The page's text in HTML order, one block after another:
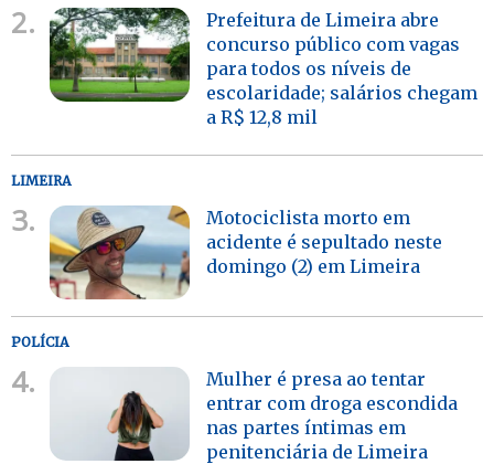
2.
Prefeitura de Limeira abre
concurso público com vagas
para todos os níveis de
escolaridade; salários chegam
a R$ 12,8 mil
LIMEIRA
3.
Motociclista morto em
acidente é sepultado neste
domingo (2) em Limeira
POLÍCIA
4.
Mulher é presa ao tentar
entrar com droga escondida
nas partes íntimas em
penitenciária de Limeira